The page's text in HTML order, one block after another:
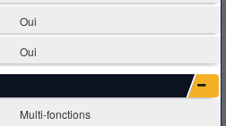
Oui
Oui
Multi-fonctions